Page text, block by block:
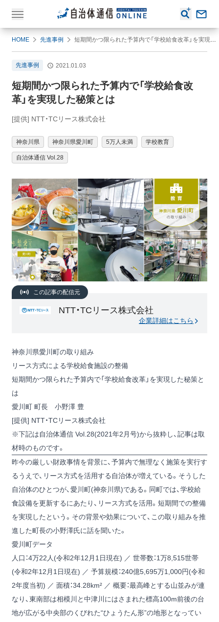
HOME 先進事例 短期間かつ限られた予算内で「学校給食改革」を実現した秘策とは
先進事例 2021.01.03
短期間かつ限られた予算内で「学校給食改
革」を実現した秘策とは
[提供] NTT・TCリース株式会社
神奈川県 神奈川県愛川町 5万人未満 学校教育
自治体通信 Vol.28
この記事の配信元
NTT・TCリース株式会社
企業詳細はこちら
神奈川県愛川町の取り組み
リース方式による学校給食施設の整備
短期間かつ限られた予算内で「学校給食改革」を実現した秘策と
は
愛川町 町長 小野澤 豊
[提供] NTT・TCリース株式会社
※下記は自治体通信 Vol.28(2021年2月号)から抜粋し、記事は取
材時のものです。
昨今の厳しい財政事情を背景に、予算内で無理なく施策を実行す
るうえで、リース方式を活用する自治体が増えている。そうした
自治体のひとつが、愛川町(神奈川県)である。同町では、学校給
食設備を更新するにあたり、リース方式を活用。短期間での整備
を実現したという。その背景や効果について、この取り組みを推
進した町長の小野澤氏に話を聞いた。
愛川町データ
人口：4万22人(令和2年12月1日現在) ／ 世帯数：1万8,515世帯
(令和2年12月1日現在) ／ 予算規模：240億5,695万1,000円(令和
2年度当初) ／ 面積：34.28km² ／ 概要：最高峰とする山並みが連
なり、東南部は相模川と中津川にはさまれた標高100m前後の台
地が広がる中央部のくびれた“ひょうたん形”の地形となってい